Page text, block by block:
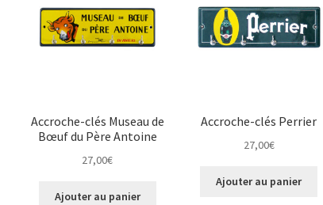
Accroche-clés Museau de
Bœuf du Père Antoine
27,00€
Ajouter au panier
Accroche-clés Perrier
27,00€
Ajouter au panier